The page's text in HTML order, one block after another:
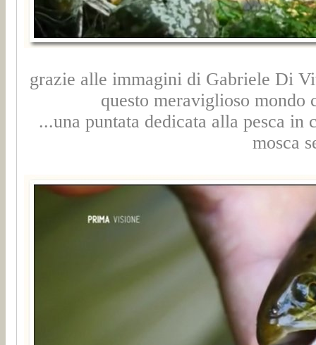
grazie alle immagini di Gabriele Di
questo meraviglioso mondo
...una puntata dedicata alla pesca in
mosca